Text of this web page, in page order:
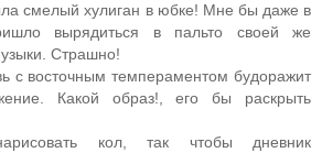
смелый хулиган в юбке! Мне бы даже в
вырядиться в пальто своей же
Страшно!
с восточным темпераментом будоражит
Какой образ!, его бы раскрыть
кол, так чтобы дневник